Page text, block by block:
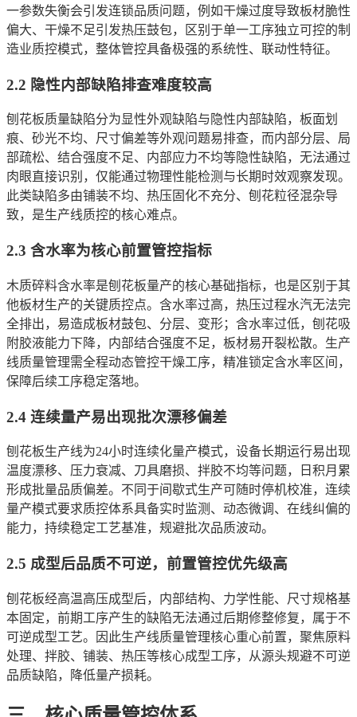
一参数失衡会引发连锁品质问题，例如干燥过度导致板材脆性
偏大、干燥不足引发热压鼓包，区别于单一工序独立可控的制
造业质控模式，整体管控具备极强的系统性、联动性特征。
2.2 隐性内部缺陷排查难度较高
刨花板质量缺陷分为显性外观缺陷与隐性内部缺陷，板面划
痕、砂光不均、尺寸偏差等外观问题易排查，而内部分层、局
部疏松、结合强度不足、内部应力不均等隐性缺陷，无法通过
肉眼直接识别，仅能通过物理性能检测与长期时效观察发现。
此类缺陷多由铺装不均、热压固化不充分、刨花粒径混杂导
致，是生产线质控的核心难点。
2.3 含水率为核心前置管控指标
木质碎料含水率是刨花板量产的核心基础指标，也是区别于其
他板材生产的关键质控点。含水率过高，热压过程水汽无法完
全排出，易造成板材鼓包、分层、变形；含水率过低，刨花吸
附胶液能力下降，内部结合强度不足，板材易开裂松散。生产
线质量管理需全程动态管控干燥工序，精准锁定含水率区间，
保障后续工序稳定落地。
2.4 连续量产易出现批次漂移偏差
刨花板生产线为24小时连续化量产模式，设备长期运行易出现
温度漂移、压力衰减、刀具磨损、拌胶不均等问题，日积月累
形成批量品质偏差。不同于间歇式生产可随时停机校准，连续
量产模式要求质控体系具备实时监测、动态微调、在线纠偏的
能力，持续稳定工艺基准，规避批次品质波动。
2.5 成型后品质不可逆，前置管控优先级高
刨花板经高温高压成型后，内部结构、力学性能、尺寸规格基
本固定，前期工序产生的缺陷无法通过后期修整修复，属于不
可逆成型工艺。因此生产线质量管理核心重心前置，聚焦原料
处理、拌胶、铺装、热压等核心成型工序，从源头规避不可逆
品质缺陷，降低量产损耗。